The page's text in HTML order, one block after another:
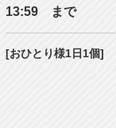
13:59 まで
[おひとり様1日1個]